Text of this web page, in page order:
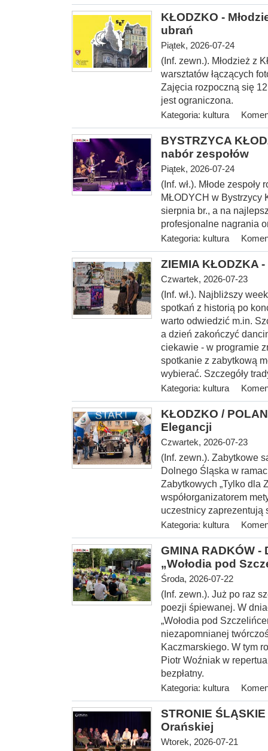
KŁODZKO -
ubrań
Piątek, 2026-07-24
(Inf. zewn.). Młodzież z
warsztatów łączących
Zajęcia rozpoczną się
jest ograniczona.
Kategoria: kultura
BYSTRZYCA
nabór zespołów
Piątek, 2026-07-24
(Inf. wł.). Młode
MŁODYCH w Bystrzycy
sierpnia br., a na
profesjonalne nagrania
Kategoria: kultura
ZIEMIA KŁODZKA
Czwartek, 2026-07-23
(Inf. wł.). Najbliższy
spotkań z historią po
warto odwiedzić m.in.
a dzień zakończyć
ciekawie - w programie
spotkanie z zabytkową
wybierać. Szczegóły
Kategoria: kultura
KŁODZKO /
Elegancji
Czwartek, 2026-07-23
(Inf. zewn.). Zabytkowe
Dolnego Śląska w
Zabytkowych „Tylko dla
współorganizatorem
uczestnicy
Kategoria: kultura
GMINA RADKÓW
„Wołodia pod
Środa, 2026-07-22
(Inf. zewn.). Już po raz
poezji śpiewanej. W
„Wołodia pod
niezapomnianej
Kaczmarskiego. W tym
Piotr Woźniak w
bezpłatny.
Kategoria: kultura
STRONIE
Orańskiej
Wtorek, 2026-07-21